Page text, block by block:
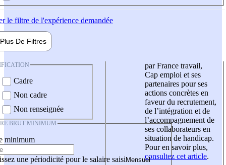
le filtre de l'expérience demandée
Plus De Filtres
Cadre
Non cadre
Non renseignée
BRUT MINIMUM
minimum
une périodicité pour le salaire saisi
par France travail,
Cap emploi et ses
partenaires pour ses
actions concrètes en
faveur du recrutement,
de l’intégration et de
l’accompagnement de
ses collaborateurs en
situation de handicap.
Pour en savoir plus,
consultez cet article.